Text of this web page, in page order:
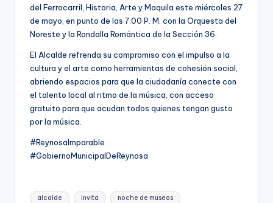
del Ferrocarril, Historia, Arte y Maquila este miércoles 27
de mayo, en punto de las 7:00 P. M. con la Orquesta del
Noreste y la Rondalla Romántica de la Sección 36.
El Alcalde refrenda su compromiso con el impulso a la
cultura y el arte como herramientas de cohesión social,
abriendo espacios para que la ciudadanía conecte con
el talento local al ritmo de la música, con acceso
gratuito para que acudan todos quienes tengan gusto
por la música.
#ReynosaImparable
#GobiernoMunicipalDeReynosa
Etiquetas:
alcalde invita noche de museos